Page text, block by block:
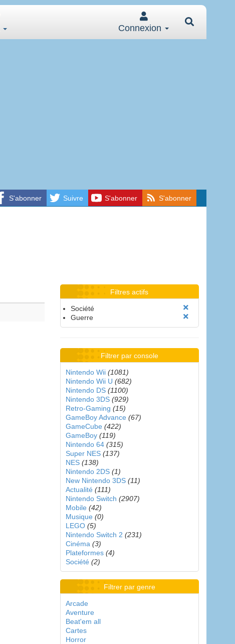
Connexion
S'abonner Suivre S'abonner S'abonner
Filtres actifs
Société
Guerre
Filtrer par console
Nintendo Wii (1081)
Nintendo Wii U (682)
Nintendo DS (1100)
Nintendo 3DS (929)
Retro-Gaming (15)
GameBoy Advance (67)
GameCube (422)
GameBoy (119)
Nintendo 64 (315)
Super NES (137)
NES (138)
Nintendo 2DS (1)
New Nintendo 3DS (11)
Actualité (111)
Nintendo Switch (2907)
Mobile (42)
Musique (0)
LEGO (5)
Nintendo Switch 2 (231)
Cinéma (3)
Plateformes (4)
Société (2)
Filtrer par genre
Arcade
Aventure
Beat'em all
Cartes
Horror